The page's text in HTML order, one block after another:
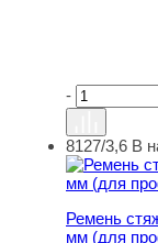
-
Ремень
8127/3,6 В
Ремень
мм (для